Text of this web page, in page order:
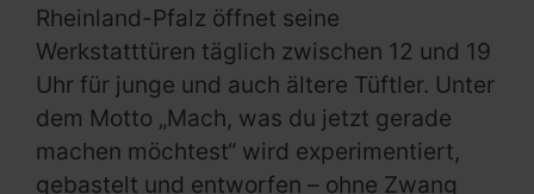
Rheinland-Pfalz öffnet seine
Werkstatttüren täglich zwischen 12 und 19
Uhr für junge und auch ältere Tüftler. Unter
dem Motto „Mach, was du jetzt gerade
machen möchtest“ wird experimentiert,
gebastelt und entworfen – ohne Zwang